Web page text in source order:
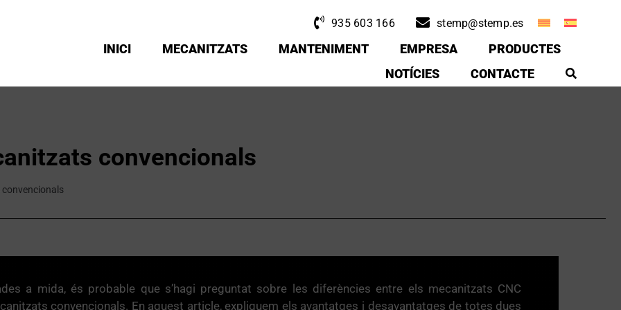
935 603 166 stemp@stemp.es
INICI MECANITZATS MANTENIMENT EMPRESA
PRODUCTES
NOTÍCIES
CONTACTE
convencionals
a mida, és probable que s’hagi preguntat sobre les diferències entre els mecanitzats CNC
convencionals. En aquest article, expliquem els avantatges i desavantatges de totes dues